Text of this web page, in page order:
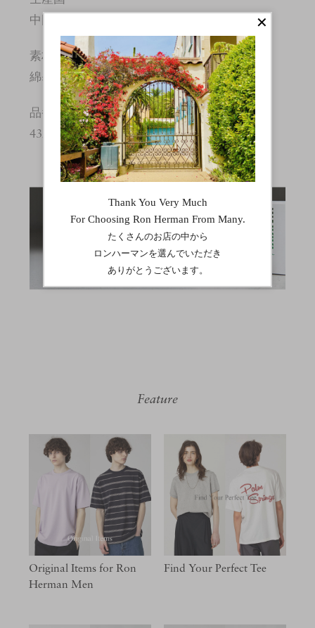
中国
素材
綿:100%
品番
4320900210
Feature
Original Items for Ron
Herman Men
Find Your Perfect Tee